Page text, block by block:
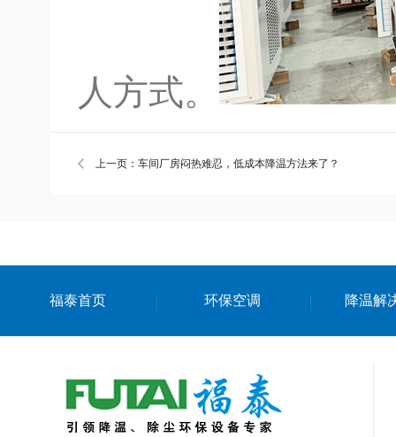
人方式。
上一页：车间厂房闷热难忍，低成本降温方法来了？
福泰首页 环保空调 降温解